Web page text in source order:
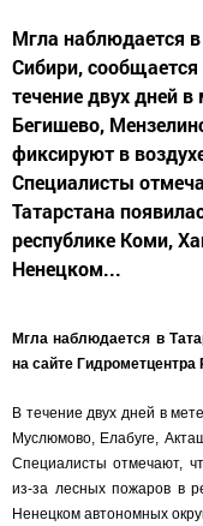
Мгла наблюдается
Сибири, сообщается
течение двух дней
Бегишево,
фиксируют в
Специалисты
Татарстана
республике Коми,
Ненецком...
Мгла наблюдается в
на сайте Гидрометцентра
В течение двух дней в
Муслюмово, Елабуге,
Специалисты отмечают,
из-за лесных пожаров в
Ненецком автономных